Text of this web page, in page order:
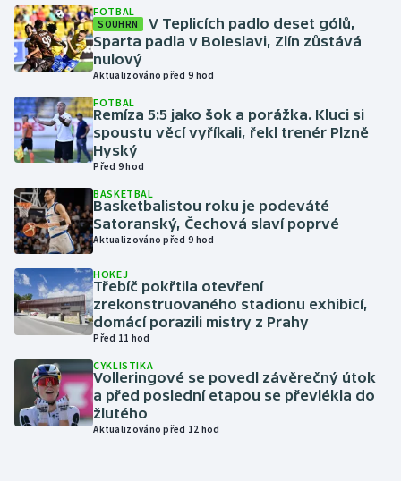
Házená
Jezdectví
Judo
Krasobruslení
Lezení
Lyže a snowboard
Moderní pětiboj
Motorsport
Olympijské hry
Parasport
FOTBAL
SOUHRN
V Teplicích padlo deset gólů,
Sparta padla v Boleslavi, Zlín zůstává
nulový
Aktualizováno před 9 hod
FOTBAL
Remíza 5:5 jako šok a porážka. Kluci si
spoustu věcí vyříkali, řekl trenér Plzně
Hyský
Před 9 hod
BASKETBAL
Basketbalistou roku je podeváté
Satoranský, Čechová slaví poprvé
Aktualizováno před 9 hod
HOKEJ
Třebíč pokřtila otevření
zrekonstruovaného stadionu exhibicí,
domácí porazili mistry z Prahy
Před 11 hod
CYKLISTIKA
Volleringové se povedl závěrečný útok
a před poslední etapou se převlékla do
žlutého
Aktualizováno před 12 hod